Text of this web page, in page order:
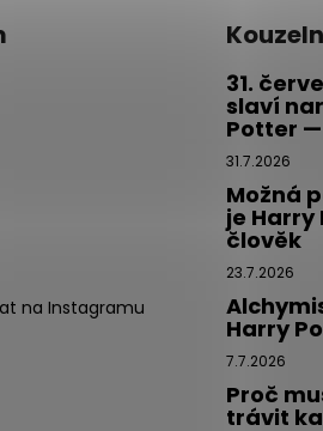
na Instagramu
31.
slaví
Potter
31.7.2026
Možná
je Harry
člověk
23.7.2026
Harry
7.7.2026
Proč
trávit